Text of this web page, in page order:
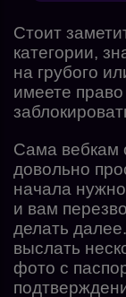
Стоит
категории,
на грубого
имеете
Сама вебкам
довольно
начала
и вам
делать
выслать
фото с